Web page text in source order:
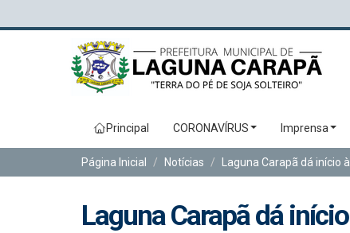
Principal CORONAVÍRUS Imprensa
Página Inicial Notícias Laguna Carapã dá
Laguna Carapã dá